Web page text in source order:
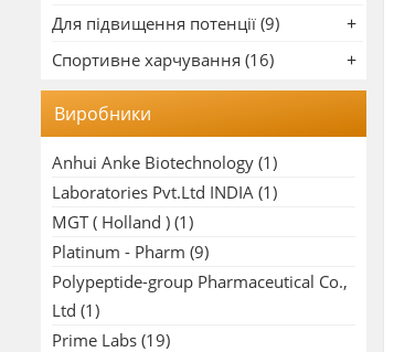
Для підвищення потенції (9)
Спортивне харчування (16)
Виробники
Anhui Anke Biotechnology (1)
Laboratories Pvt.Ltd INDIA (1)
MGT ( Holland ) (1)
Platinum - Pharm (9)
Polypeptide-group Pharmaceutical Co.,
Ltd (1)
Prime Labs (19)